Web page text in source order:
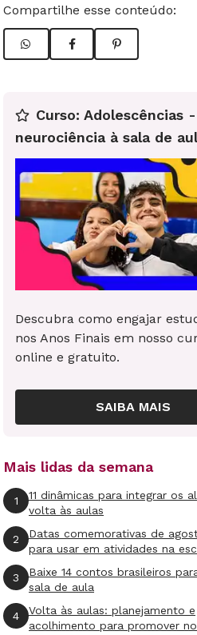
Compartilhe esse conteúdo:
Curso: Adolescências
neurociência à sala de
Descubra como engajar
nos Anos Finais em nosso
online e gratuito.
SAIBA MAIS
Mais lidas da semana
1
11 dinâmicas para integrar os
volta às aulas
2
Datas comemorativas de
para usar em atividades na
3
Baixe 14 contos brasileiros
sala de aula
4
Volta às aulas: planejamento e
acolhimento para promover